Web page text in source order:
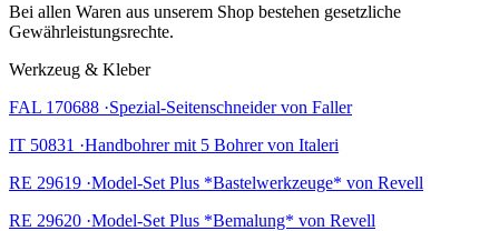
Bei allen Waren aus unserem Shop bestehen gesetzliche
Gewährleistungsrechte.
Werkzeug & Kleber
FAL 170688 ·Spezial-Seitenschneider von Faller
IT 50831 ·Handbohrer mit 5 Bohrer von Italeri
RE 29619 ·Model-Set Plus *Bastelwerkzeuge* von Revell
RE 29620 ·Model-Set Plus *Bemalung* von Revell